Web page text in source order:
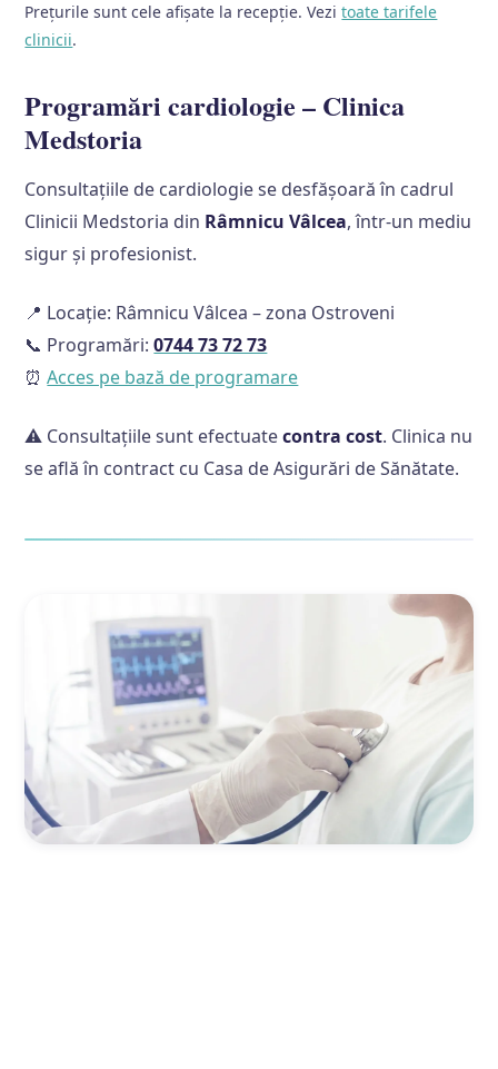
Prețurile sunt cele afișate la recepție. Vezitoate tarifele
clinicii.
Programări cardiologie – Clinica
Medstoria
Consultațiile de cardiologie se desfășoară în cadrul
Clinicii Medstoria din Râmnicu Vâlcea, într-un mediu
sigur și profesionist.
📍 Locație: Râmnicu Vâlcea – zona Ostroveni
📞 Programări:0744 73 72 73
⏰Acces pe bază de programare
⚠️ Consultațiile sunt efectuatecontra cost. Clinica nu
se află în contract cu Casa de Asigurări de Sănătate.